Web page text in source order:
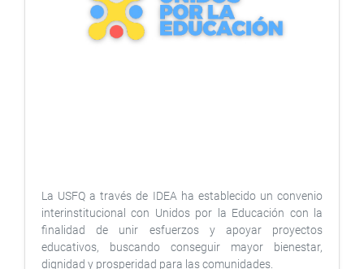
La USFQ a través de IDEA ha establecido un convenio
interinstitucional con Unidos por la Educación con la
finalidad de unir esfuerzos y apoyar proyectos
educativos, buscando conseguir mayor bienestar,
dignidad y prosperidad para las comunidades.